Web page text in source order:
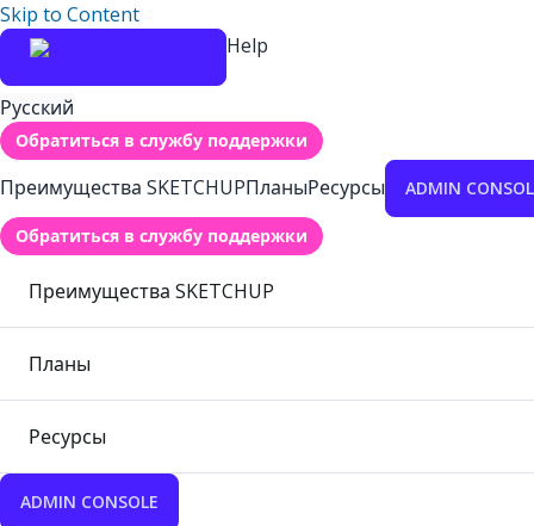
Skip to Content
Help
Русский
Обратиться в службу поддержки
Преимущества SKETCHUPПланыРесурсы ADMIN
Обратиться в службу поддержки
Преимущества SKETCHUP
Планы
Ресурсы
ADMIN CONSOLE